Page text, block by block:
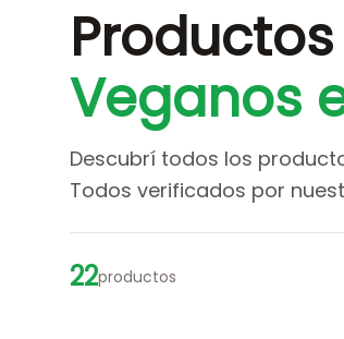
Veganos
Descubrí todos los
Todos verificados por
22productos